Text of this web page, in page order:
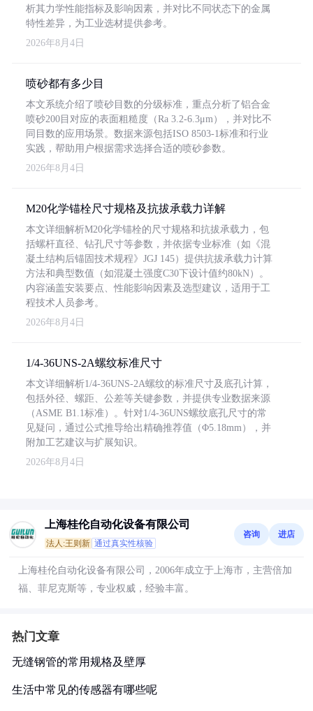
析其力学性能指标及影响因素，并对比不同状态下的金属
特性差异，为工业选材提供参考。
2026年8月4日
喷砂都有多少目
本文系统介绍了喷砂目数的分级标准，重点分析了铝合金
喷砂200目对应的表面粗糙度（Ra 3.2-6.3μm），并对比不
同目数的应用场景。数据来源包括ISO 8503-1标准和行业
实践，帮助用户根据需求选择合适的喷砂参数。
2026年8月4日
M20化学锚栓尺寸规格及抗拔承载力详解
本文详细解析M20化学锚栓的尺寸规格和抗拔承载力，包
括螺杆直径、钻孔尺寸等参数，并依据专业标准（如《混
凝土结构后锚固技术规程》JGJ 145）提供抗拔承载力计算
方法和典型数值（如混凝土强度C30下设计值约80kN）。
内容涵盖安装要点、性能影响因素及选型建议，适用于工
程技术人员参考。
2026年8月4日
1/4-36UNS-2A螺纹标准尺寸
本文详细解析1/4-36UNS-2A螺纹的标准尺寸及底孔计算，
包括外径、螺距、公差等关键参数，并提供专业数据来源
（ASME B1.1标准）。针对1/4-36UNS螺纹底孔尺寸的常
见疑问，通过公式推导给出精确推荐值（Φ5.18mm），并
附加工艺建议与扩展知识。
2026年8月4日
上海桂伦自动化设备有限公司
法人:王则新 通过真实性核验
咨询 进店
上海桂伦自动化设备有限公司，2006年成立于上海市，主营倍加
福、菲尼克斯等，专业权威，经验丰富。
热门文章
无缝钢管的常用规格及壁厚
生活中常见的传感器有哪些呢